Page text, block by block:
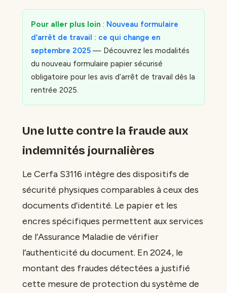
Pour aller plus loin : Nouveau formulaire
d’arrêt de travail : ce qui change en
septembre 2025 — Découvrez les modalités
du nouveau formulaire papier sécurisé
obligatoire pour les avis d’arrêt de travail dès la
rentrée 2025.
Une lutte contre la fraude aux
indemnités journalières
Le Cerfa S3116 intègre des dispositifs de
sécurité physiques comparables à ceux des
documents d’identité. Le papier et les
encres spécifiques permettent aux services
de l’Assurance Maladie de vérifier
l’authenticité du document. En 2024, le
montant des fraudes détectées a justifié
cette mesure de protection du système de